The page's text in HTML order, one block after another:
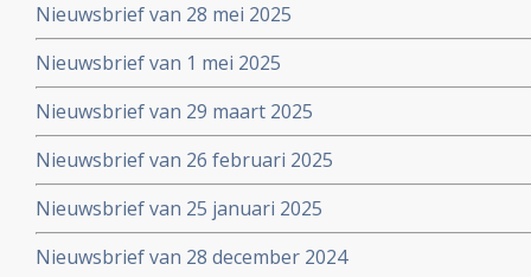
Nieuwsbrief van 28 mei 2025
Nieuwsbrief van 1 mei 2025
Nieuwsbrief van 29 maart 2025
Nieuwsbrief van 26 februari 2025
Nieuwsbrief van 25 januari 2025
Nieuwsbrief van 28 december 2024